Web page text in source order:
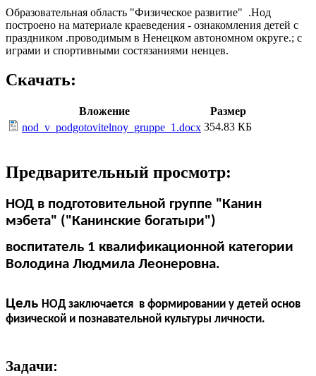
Образовательная область "Физическое развитие" .Нод
построено на материале краеведения - ознакомления детей с
праздником .проводимым в Ненецком автономном округе.; с
играми и спортивными состязаниями ненцев.
Скачать:
Вложение
Размер
nod_v_podgotovitelnoy_gruppe_1.docx 354.83 КБ
Предварительный просмотр:
НОД в подготовительной группе "Канин
мэбета" ("Канинские богатыри")
воспитатель 1 квалификационной категории
Володина Людмила Леонеровна.
Цель НОД заключается в формировании у детей основ
физической и познавательной культуры личности.
Задачи: